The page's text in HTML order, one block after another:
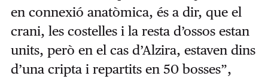
en connexió anatòmica, és a dir, que el
crani, les costelles i la resta d’ossos estan
units, però en el cas d’Alzira, estaven dins
d’una cripta i repartits en 50 bosses”,